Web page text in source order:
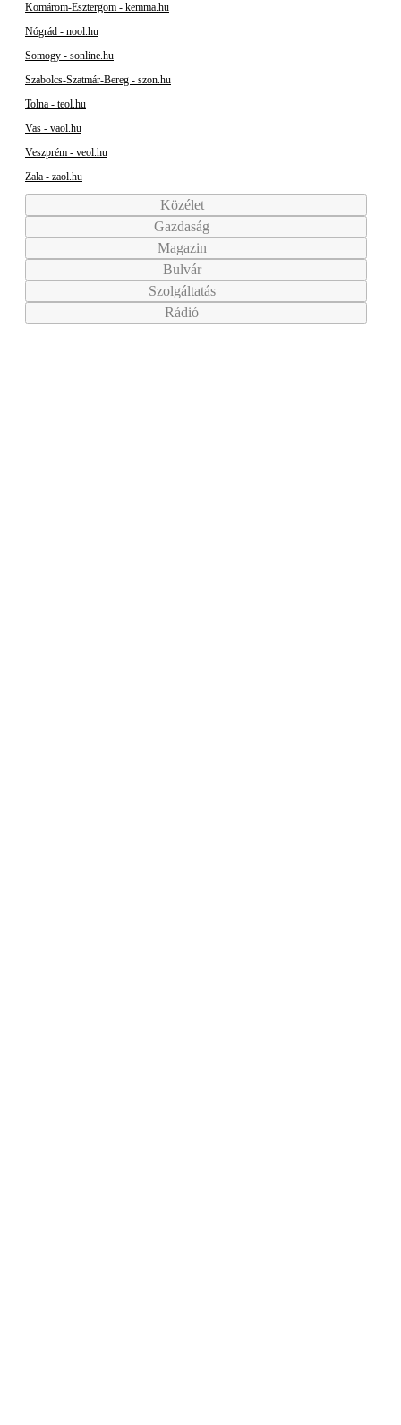
Komárom-Esztergom - kemma.hu
Nógrád - nool.hu
Somogy - sonline.hu
Szabolcs-Szatmár-Bereg - szon.hu
Tolna - teol.hu
Vas - vaol.hu
Veszprém - veol.hu
Zala - zaol.hu
Közélet
Gazdaság
Magazin
Bulvár
Szolgáltatás
Rádió